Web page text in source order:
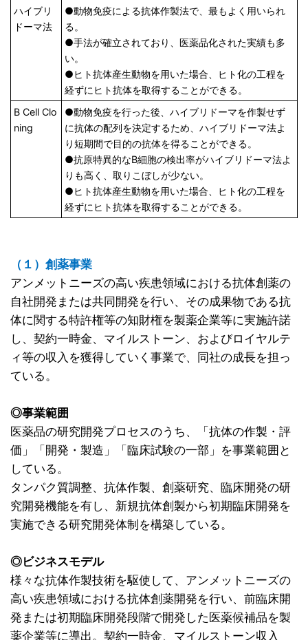
ハイブリ
ドーマ法
●動物免疫による抗体作製法で、最もよく用いられ
る。
●手法が確立されており、医薬品化された実績も多
い。
●ヒト抗体産生動物を用いた場合、ヒト化の工程を
経ずにヒト抗体を取得することができる。
B Cell Clo
ning
●動物免疫を行った後、ハイブリドーマを作製せず
に抗体の配列を決定するため、ハイブリドーマ法よ
り短期間で目的の抗体を得ることができる。
●抗原特異的なB細胞の検出率がハイブリドーマ法よ
りも高く、取りこぼしが少ない。
●ヒト抗体産生動物を用いた場合、ヒト化の工程を
経ずにヒト抗体を取得することができる。
（１）創薬事業
アンメットニーズの高い疾患領域における抗体創薬の
自社開発または共同開発を行い、その成果物である抗
体に関する特許権等の知財権を製薬企業等に実施許諾
し、契約一時金、マイルストーン、およびロイヤルテ
ィ等の収入を獲得していく事業で、同社の成長を担っ
ている。
◎事業範囲
医薬品の研究開発プロセスのうち、「抗体の作製・評
価」「開発・製造」「臨床試験の一部」を事業範囲と
している。
タンパク質調整、抗体作製、創薬研究、臨床開発の研
究開発機能を有し、新規抗体創製から初期臨床開発を
実施できる研究開発体制を構築している。
◎ビジネスモデル
様々な抗体作製技術を駆使して、アンメットニーズの
高い疾患領域における抗体創薬開発を行い、前臨床開
発または初期臨床開発段階で開発した医薬候補品を製
薬企業等に導出。契約一時金、マイルストーン収入